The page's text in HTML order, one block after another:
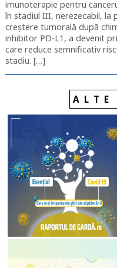
imunoterapie pentru
în stadiul III, nerezecabil, la
creștere tumorală după
inhibitor PD-L1, a devenit
care reduce semnificativ
stadiu. […]
ALTE